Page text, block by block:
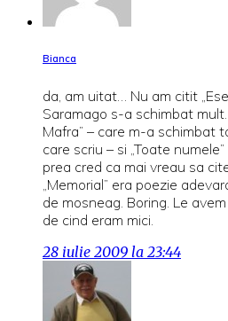
Bianca
da, am uitat… Nu am citit
Saramago s-a schimbat
Mafra” – care m-a schimbat
care scriu – si „Toate
prea cred ca mai vreau sa
„Memorial” era poezie
de mosneag. Boring. Le
de cind eram mici.
28 iulie 2009 la 23:44